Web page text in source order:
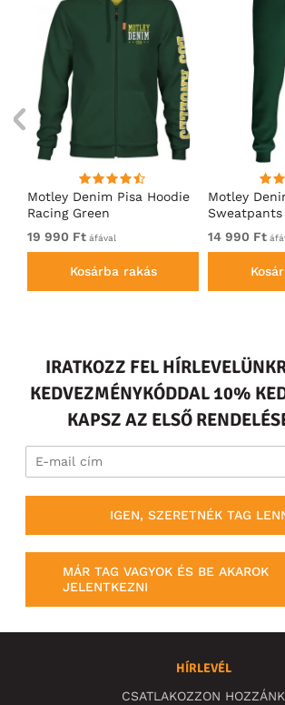
Motley Denim Pisa Hoodie
Racing Green
19 990 Ft áfával
Kosárba rakás
Motley
Sweatpants
14 990 Ft
IRATKOZZ FEL
KEDVEZMÉNYKÓDDAL 10%
KAPSZ AZ ELSŐ
IGEN, SZERETNÉK TAG
MÁR TAG VAGYOK ÉS BE AKAROK
JELENTKEZNI
HÍRLEVÉL
CSATLAKOZZON HOZZÁNK